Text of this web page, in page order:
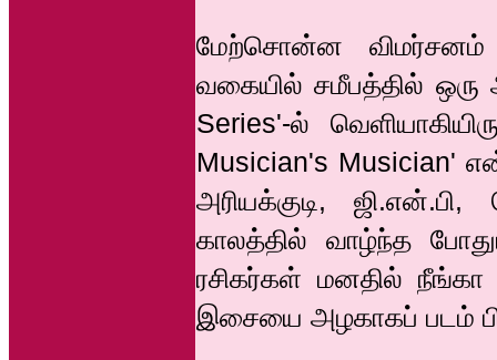
மேற்சொன்ன
வகையில் சமீபத்தில்
Series'-ல்
Musician's
அரியக்குடி,
காலத்தில் வாழ்ந்த
ரசிகர்கள் மனதில்
இசையை அழகாகப் படம்